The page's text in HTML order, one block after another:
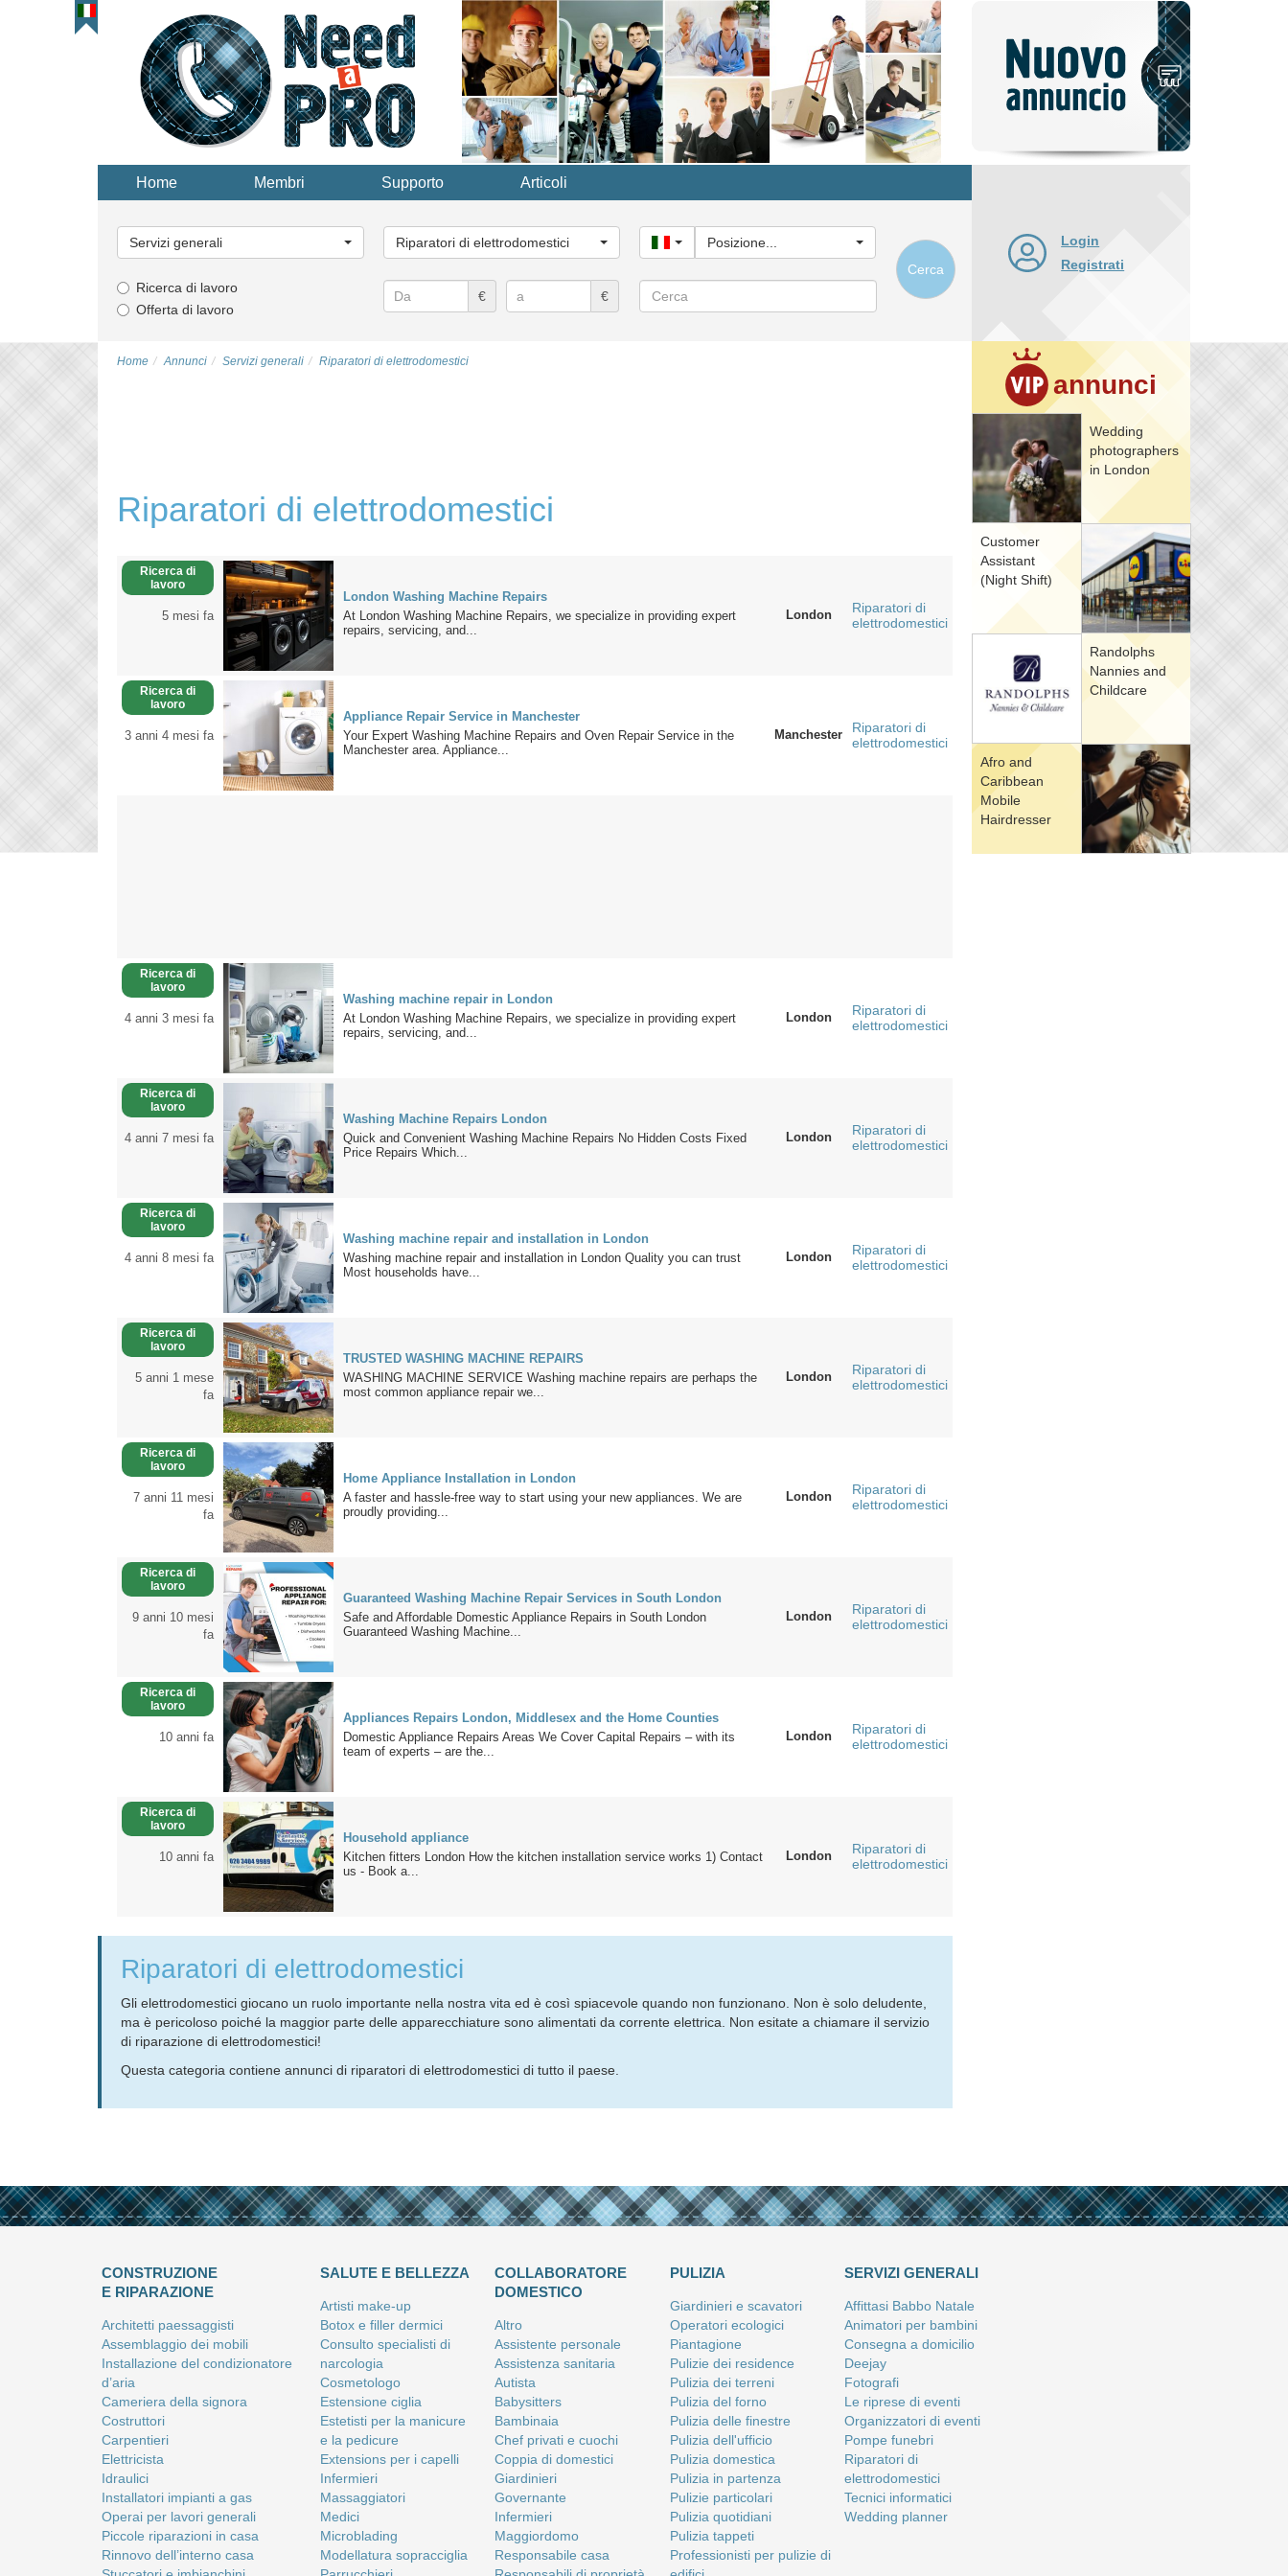
annuncio
Home Membri Supporto Articoli
principale...
Servizi generali
principale...
Riparatori di elettrodomestici Italy Posizione...
Ricerca di lavoro
Offerta di lavoro
€ € Cerca
Cerca
Login
Registrati
annunci
Wedding
photographers
in London
Customer
Assistant
(Night Shift)
Randolphs
Nannies and
Childcare
Afro and
Caribbean
Mobile
Hairdresser
Home Annunci Servizi generali Riparatori di elettrodomestici
Riparatori di elettrodomestici
Ricerca di
lavoro
5 mesi fa
London Washing Machine Repairs
At London Washing Machine Repairs, we specialize in providing expert
repairs, servicing, and...
London
Riparatori di
elettrodomestici
Ricerca di
lavoro
3 anni 4 mesi fa
Appliance Repair Service in Manchester
Your Expert Washing Machine Repairs and Oven Repair Service in the
Manchester area. Appliance...
Manchester
Riparatori di
elettrodomestici
Ricerca di
lavoro
4 anni 3 mesi fa
Washing machine repair in London
At London Washing Machine Repairs, we specialize in providing expert
repairs, servicing, and...
London
Riparatori di
elettrodomestici
Ricerca di
lavoro
4 anni 7 mesi fa
Washing Machine Repairs London
Quick and Convenient Washing Machine Repairs No Hidden Costs Fixed
Price Repairs Which...
London
Riparatori di
elettrodomestici
Ricerca di
lavoro
4 anni 8 mesi fa
Washing machine repair and installation in London
Washing machine repair and installation in London Quality you can trust
Most households have...
London
Riparatori di
elettrodomestici
Ricerca di
lavoro
5 anni 1 mese
fa
TRUSTED WASHING MACHINE REPAIRS
WASHING MACHINE SERVICE Washing machine repairs are perhaps the
most common appliance repair we...
London
Riparatori di
elettrodomestici
Ricerca di
lavoro
7 anni 11 mesi
fa
Home Appliance Installation in London
A faster and hassle-free way to start using your new appliances. We are
proudly providing...
London
Riparatori di
elettrodomestici
Ricerca di
lavoro
9 anni 10 mesi
fa
Guaranteed Washing Machine Repair Services in South London
Safe and Affordable Domestic Appliance Repairs in South London
Guaranteed Washing Machine...
London
Riparatori di
elettrodomestici
Ricerca di
lavoro
10 anni fa
Appliances Repairs London, Middlesex and the Home Counties
Domestic Appliance Repairs Areas We Cover Capital Repairs – with its
team of experts – are the...
London
Riparatori di
elettrodomestici
Ricerca di
lavoro
10 anni fa
Household appliance
Kitchen fitters London How the kitchen installation service works 1) Contact
us - Book a...
London
Riparatori di
elettrodomestici
Riparatori di elettrodomestici
Gli elettrodomestici giocano un ruolo importante nella nostra vita ed è così spiacevole quando non funzionano. Non è solo deludente,
ma è pericoloso poiché la maggior parte delle apparecchiature sono alimentati da corrente elettrica. Non esitate a chiamare il servizio
di riparazione di elettrodomestici!
Questa categoria contiene annunci di riparatori di elettrodomestici di tutto il paese.
CONSTRUZIONE
E RIPARAZIONE
Architetti paessaggisti
Assemblaggio dei mobili
Installazione del condizionatore
d’aria
Cameriera della signora
Costruttori
Carpentieri
Elettricista
Idraulici
Installatori impianti a gas
Operai per lavori generali
Piccole riparazioni in casa
Rinnovo dell’interno casa
SALUTE E BELLEZZA
Artisti make-up
Botox e filler dermici
Consulto specialisti di
narcologia
Cosmetologo
Estensione ciglia
Estetisti per la manicure
e la pedicure
Extensions per i capelli
Infermieri
Massaggiatori
Medici
Microblading
Modellatura sopracciglia
COLLABORATORE
DOMESTICO
Altro
Assistente personale
Assistenza sanitaria
Autista
Babysitters
Bambinaia
Chef privati e cuochi
Coppia di domestici
Giardinieri
Governante
Infermieri
Maggiordomo
Responsabile casa
PULIZIA
Giardinieri e scavatori
Operatori ecologici
Piantagione
Pulizie dei residence
Pulizia dei terreni
Pulizia del forno
Pulizia delle finestre
Pulizia dell'ufficio
Pulizia domestica
Pulizia in partenza
Pulizie particolari
Pulizia quotidiani
Pulizia tappeti
Professionisti per pulizie di
SERVIZI GENERALI
Affittasi Babbo Natale
Animatori per bambini
Consegna a domicilio
Deejay
Fotografi
Le riprese di eventi
Organizzatori di eventi
Pompe funebri
Riparatori di
elettrodomestici
Tecnici informatici
Wedding planner